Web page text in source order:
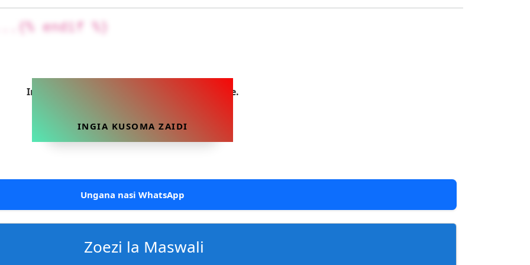
endif %}
Ingia sasa ili uweze kusoma makala hii yote.
INGIA KUSOMA ZAIDI
Ungana nasi WhatsApp
Zoezi la Maswali